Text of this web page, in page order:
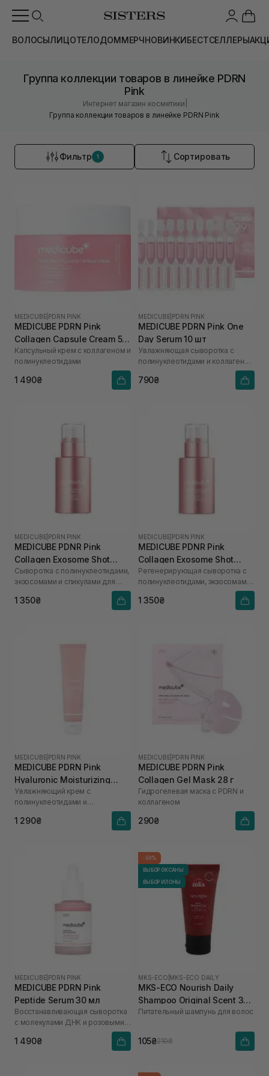
ВОЛОСЫЛИЦОТЕЛОДОММЕРЧНОВИНКИБЕСТСЕЛЛЕРЫ
Группа коллекции товаров в линейке PDRN
Pink
Интернет магазин косметики
Группа коллекции товаров в линейке PDRN Pink
Фильтр 1 Сортировать
MEDICUBE PDRN PINK
MEDICUBE PDRN Pink
Collagen Capsule Cream 55
г
Капсульный крем с коллагеном и
полинуклеотидами
1 490₴
MEDICUBE PDRN PINK
MEDICUBE PDRN Pink One
Day Serum 10 шт
Увлажняющая сыворотка с
полинуклеотидами и коллагеном
790₴
MEDICUBE PDRN PINK
MEDICUBE PDNR Pink
Collagen Exosome Shot
2000 30 мл
Сыворотка с полинуклеотидами,
экзосомами и спикулами для
ежедневного использования
1 350₴
MEDICUBE PDRN PINK
MEDICUBE PDNR Pink
Collagen Exosome Shot
7500 30 мл
Регенерирующая сыворотка с
полинуклеотидами, экзосомами
1 350₴
MEDICUBE PDRN PINK
MEDICUBE PDRN Pink
Hyaluronic Moisturizing
Cream 50 мл
Увлажняющий крем с
полинуклеотидами и
1 290₴
MEDICUBE PDRN PINK
MEDICUBE PDRN Pink
Collagen Gel Mask 28 г
Гидрогелевая маска с PDRN и
коллагеном
290₴
MEDICUBE PDRN PINK
MEDICUBE PDRN Pink
Peptide Serum 30 мл
Восстанавливающая сыворотка
с молекулами ДНК и розовыми
1 490₴
-50%
ВЫБОР ОКСАНЫ
ВЫБОР ИЛОНЫ
MKS-ECO MKS-ECO DAILY
MKS-ECO Nourish Daily
Shampoo Original Scent 30
мл
Питательный шампунь для волос
105₴210₴